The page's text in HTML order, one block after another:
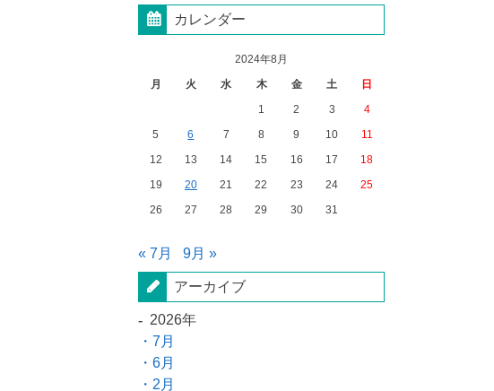
カレンダー
2024年8月
月
火 水 木 金 土
日
1
2 3
4
5
6 7 8 9 10
11
12
13 14 15 16 17
18
19
20 21 22 23 24
25
26
27 28 29 30 31
« 7月 9月 »
アーカイブ
2026年
7月
6月
2月